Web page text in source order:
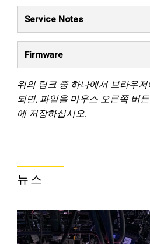
Service Notes
Firmware
위의 링크 중 하나에서 브라우
되면, 파일을 마우스 오른쪽 버
에 저장하십시오.
뉴스